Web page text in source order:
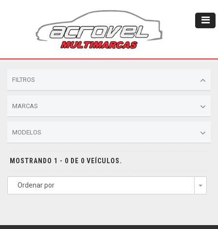
FILTROS
MARCAS
MODELOS
MOSTRANDO 1 - 0 DE 0 VEÍCULOS.
Ordenar por